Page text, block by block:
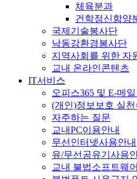
체육분과
건학정신함양
국제기술봉사단
낙동강환경봉사단
지역사회를 위한 자
교내 온라인콘텐츠
IT서비스
오피스365 및 E-메
(개인)정보보호 실천
자주하는 질문
교내PC이용안내
무선인터넷사용안내
유/무선공유기사용
교내 불법소프트웨